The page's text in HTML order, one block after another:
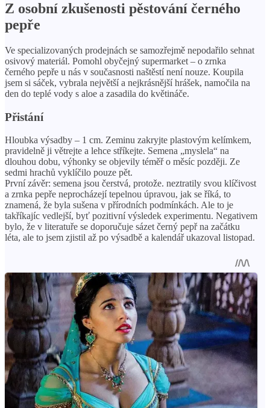
Z osobní zkušenosti pěstování černého
pepře
Ve specializovaných prodejnách se samozřejmě nepodařilo sehnat
osivový materiál. Pomohl obyčejný supermarket – o zrnka
černého pepře u nás v současnosti naštěstí není nouze. Koupila
jsem si sáček, vybrala největší a nejkrásnější hrášek, namočila na
den do teplé vody s aloe a zasadila do květináče.
Přistání
Hloubka výsadby – 1 cm. Zeminu zakryjte plastovým kelímkem,
pravidelně ji větrejte a lehce stříkejte. Semena „myslela“ na
dlouhou dobu, výhonky se objevily téměř o měsíc později. Ze
sedmi hrachů vyklíčilo pouze pět.
První závěr: semena jsou čerstvá, protože. neztratily svou klíčivost
a zrnka pepře neprocházejí tepelnou úpravou, jak se říká, to
znamená, že byla sušena v přírodních podmínkách. Ale to je
takříkajíc vedlejší, byť pozitivní výsledek experimentu. Negativem
bylo, že v literatuře se doporučuje sázet černý pepř na začátku
léta, ale to jsem zjistil až po výsadbě a kalendář ukazoval listopad.